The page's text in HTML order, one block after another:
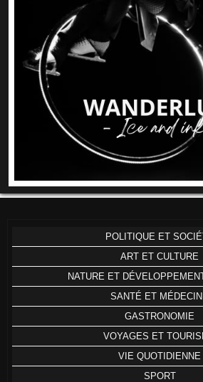
POLITIQUE ET
ART ET CULTURE
NATURE ET
SANTÉ ET
GASTRONOMIE
VOYAGES ET
VIE QUOTIDIENNE
SPORT